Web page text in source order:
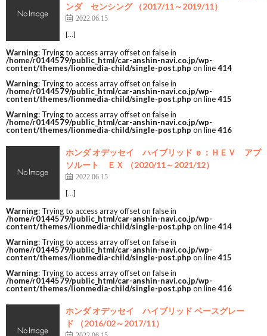
ンダ センシング （2017/11～2019/11）
2022.06.15
[…]
Warning: Trying to access array offset on false in
/home/r0144579/public_html/car-anshin-navi.co.jp/wp-
content/themes/lionmedia-child/single-post.php on line414
Warning: Trying to access array offset on false in
/home/r0144579/public_html/car-anshin-navi.co.jp/wp-
content/themes/lionmedia-child/single-post.php on line415
Warning: Trying to access array offset on false in
/home/r0144579/public_html/car-anshin-navi.co.jp/wp-
content/themes/lionmedia-child/single-post.php on line416
ホンダ オデッセイ ハイブリッド ｅ：ＨＥＶ アブ
ソルート ＥＸ （2020/11～2021/12）
2022.06.15
[…]
Warning: Trying to access array offset on false in
/home/r0144579/public_html/car-anshin-navi.co.jp/wp-
content/themes/lionmedia-child/single-post.php on line414
Warning: Trying to access array offset on false in
/home/r0144579/public_html/car-anshin-navi.co.jp/wp-
content/themes/lionmedia-child/single-post.php on line415
Warning: Trying to access array offset on false in
/home/r0144579/public_html/car-anshin-navi.co.jp/wp-
content/themes/lionmedia-child/single-post.php on line416
ホンダ オデッセイ ハイブリッド ベースグレー
ド （2016/02～2017/11）